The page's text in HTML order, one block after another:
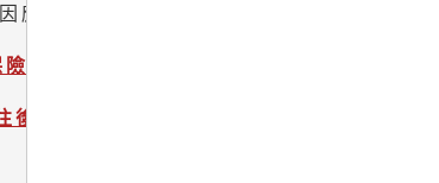
各界反映，兼差打工族因為家計須
扣取及繳納補充保險費辦法」，